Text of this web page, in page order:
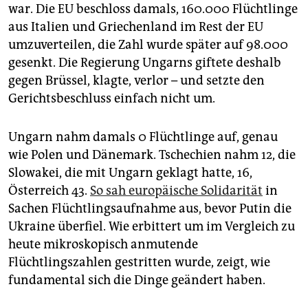
war. Die EU beschloss damals, 160.000 Flüchtlinge
aus Italien und Griechenland im Rest der EU
umzuverteilen, die Zahl wurde später auf 98.000
gesenkt. Die Regierung Ungarns giftete deshalb
gegen Brüssel, klagte, verlor – und setzte den
Gerichtsbeschluss einfach nicht um.
Ungarn nahm damals 0 Flüchtlinge auf, genau
wie Polen und Dänemark. Tschechien nahm 12, die
Slowakei, die mit Ungarn geklagt hatte, 16,
Österreich 43. So sah europäische Solidarität in
Sachen Flüchtlingsaufnahme aus, bevor Putin die
Ukraine überfiel. Wie erbittert um im Vergleich zu
heute mikroskopisch anmutende
Flüchtlingszahlen gestritten wurde, zeigt, wie
fundamental sich die Dinge geändert haben.